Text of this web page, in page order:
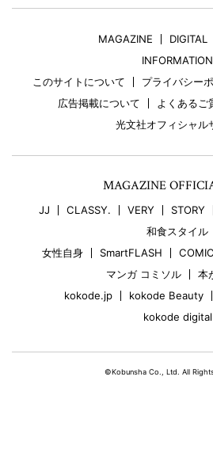
MAGAZINE DIGITAL
INFORMATION
このサイトについて
プライバシー
広告掲載について
よくあるご
光文社オフィシャル
MAGAZINE
JJ CLASSY. VERY STORY
和食スタイル
女性自身
SmartFLASH
マンガ コミソル
本
kokode.jp
kokode Beauty
kokode digital
©Kobunsha Co., Ltd. All Rights